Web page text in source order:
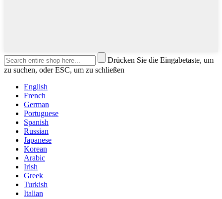
Drücken Sie die Eingabetaste, um
zu suchen, oder ESC, um zu schließen
English
French
German
Portuguese
Spanish
Russian
Japanese
Korean
Arabic
Irish
Greek
Turkish
Italian